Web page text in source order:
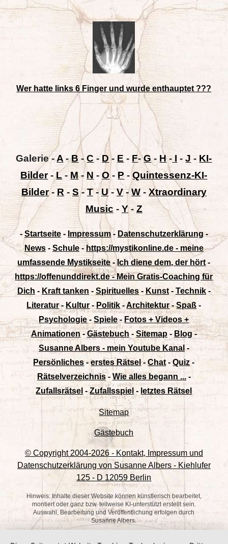
Wer hatte links 6 Finger und wurde enthauptet ???
Galerie-A -B-C - D- E - F-G- H- I -J - KI-
Bilder-L - M-N -O -P-Quintessenz-KI-
Bilder-R- S-T-U-V-W- Xtraordinary
Music - Y- Z
- Startseite- Impressum- Datenschutzerklärung -
News- Schule-https://mystikonline.de - meine
umfassende Mystikseite- Ich diene dem, der hört -
https://offenunddirekt.de - Mein Gratis-Coaching für
Dich - Kraft tanken - Spirituelles- Kunst- Technik-
Literatur-Kultur -Politik -Architektur-Spaß -
Psychologie -Spiele- Fotos + Videos +
Animationen -Gästebuch - Sitemap- Blog-
Susanne Albers - mein Youtube Kanal -
Persönliches-erstes Rätsel-Chat-Quiz -
Rätselverzeichnis- Wie alles begann ...-
Zufallsrätsel -Zufallsspiel - letztes Rätsel
Sitemap
Gästebuch
© Copyright 2004-2026 - Kontakt, Impressum und
Datenschutzerklärung von Susanne Albers - Kiehlufer
125 - D 12059 Berlin
Hinweis: Inhalte dieser Website können künstlerisch bearbeitet,
montiert oder ganz bzw. teilweise KI-unterstützt erstellt sein.
Auswahl, Bearbeitung und Veröffentlichung erfolgen durch
Susanne Albers.